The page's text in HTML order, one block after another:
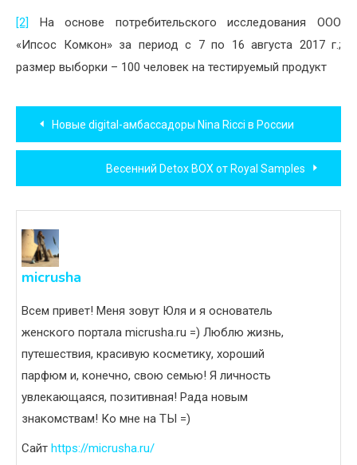
[2]
На основе потребительского исследования ООО
«Ипсос Комкон» за период с 7 по 16 августа 2017 г.;
размер выборки – 100 человек на тестируемый продукт
Навигация
по
записям
Новые digital-амбассадоры Nina Ricci в России
Весенний Detox BOX от Royal Samples
micrusha
Всем привет! Меня зовут Юля и я основатель
женского портала micrusha.ru =) Люблю жизнь,
путешествия, красивую косметику, хороший
парфюм и, конечно, свою семью! Я личность
увлекающаяся, позитивная! Рада новым
знакомствам! Ко мне на ТЫ =)
Сайт https://micrusha.ru/